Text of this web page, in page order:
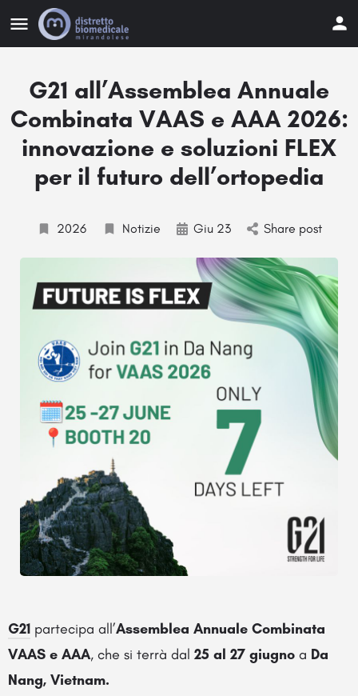
G21 all’Assemblea Annuale
Combinata VAAS e AAA 2026:
innovazione e soluzioni FLEX
per il futuro dell’ortopedia
2026 Notizie Giu 23 Share post
G21 partecipa all’Assemblea Annuale Combinata
VAAS e AAA, che si terrà dal 25 al 27 giugno a Da
Nang, Vietnam.